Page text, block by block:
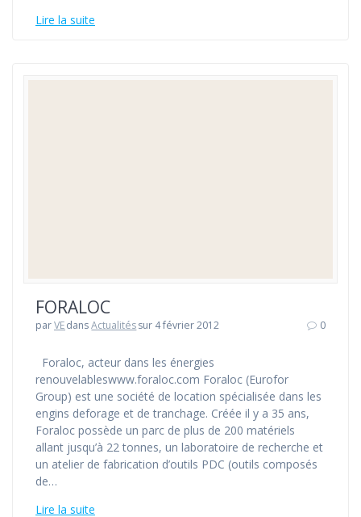
Lire la suite
FORALOC
parVEdansActualitéssur 4 février 2012 0
Foraloc, acteur dans les énergies
renouvelableswww.foraloc.com Foraloc (Eurofor
Group) est une société de location spécialisée dans les
engins deforage et de tranchage. Créée il y a 35 ans,
Foraloc possède un parc de plus de 200 matériels
allant jusqu’à 22 tonnes, un laboratoire de recherche et
un atelier de fabrication d’outils PDC (outils composés
de…
Lire la suite